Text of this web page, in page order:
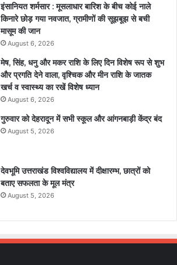
इंसानियत शर्मसार : मूसलाधार बारिश के बीच कोई नाले
किनारे छोड़ गया नवजात, ग्रामीणों की सूझबूझ से बची
मासूम की जान
August 6, 2026
मेष, सिंह, धनु और मकर राशि के लिए दिन विशेष रूप से शुभ
और प्रगति देने वाला, वृश्चिक और मीन राशि के जातक
खर्च व स्वास्थ्य का रखें विशेष ध्यान
August 6, 2026
गुरुवार को देहरादून में सभी स्कूल और आंगनबाड़ी केंद्र बंद
August 5, 2026
देवभूमि उत्तराखंड विश्वविद्यालय में दीक्षारम्भ, छात्रों को
बताए सफलता के मूल मंत्र
August 5, 2026